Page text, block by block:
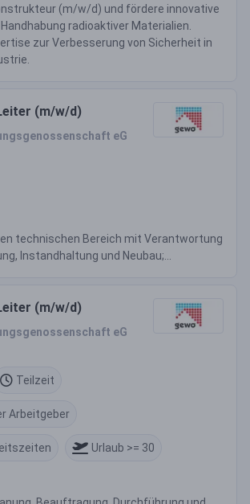
(m/w/d) und fördere innovative
Handhabung radioaktiver Materialien.
zur Verbesserung von Sicherheit in
(m/w/d)
eG
technischen Bereich mit Verantwortung
Instandhaltung und Neubau;...
(m/w/d)
eG
Teilzeit
Arbeitgeber
Urlaub >= 30